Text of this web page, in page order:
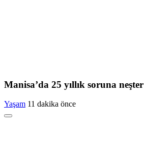
Manisa’da 25 yıllık soruna neşter
Yaşam 11 dakika önce